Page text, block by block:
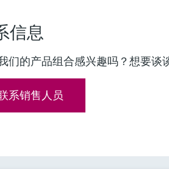
信息
们的产品组合感兴趣吗？想要谈
系销售人员